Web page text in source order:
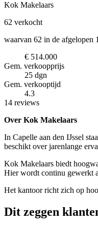
Kok Makelaars
62 verkocht
waarvan 62 in de afgelopen
€ 514.000
Gem. verkoopprijs
25 dgn
Gem. verkooptijd
4.3
14 reviews
Over Kok Makelaars
In Capelle aan den IJssel
beschikt over jarenlange
Kok Makelaars biedt
Hier wordt continu gewerkt
Het kantoor richt zich op
Dit zeggen